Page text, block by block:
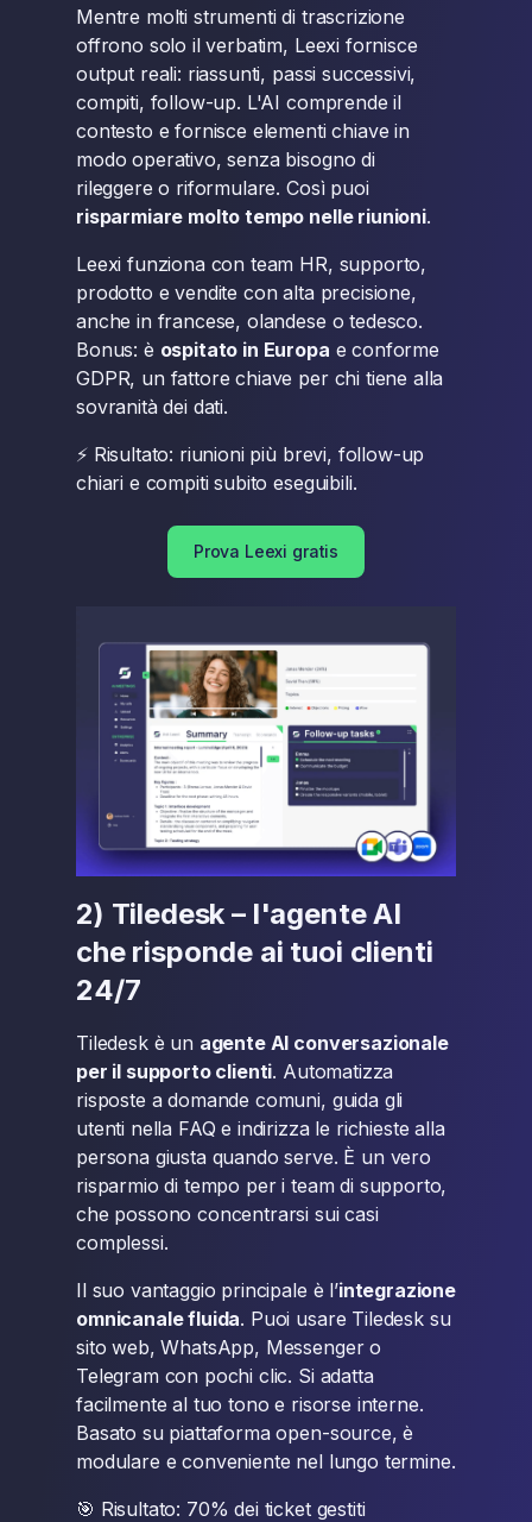
Mentre molti strumenti di trascrizione
offrono solo il verbatim, Leexi fornisce
output reali: riassunti, passi successivi,
compiti, follow-up. L'AI comprende il
contesto e fornisce elementi chiave in
modo operativo, senza bisogno di
rileggere o riformulare. Così puoi
risparmiare molto tempo nelle riunioni.
Leexi funziona con team HR, supporto,
prodotto e vendite con alta precisione,
anche in francese, olandese o tedesco.
Bonus: è ospitato in Europa e conforme
GDPR, un fattore chiave per chi tiene alla
sovranità dei dati.
⚡ Risultato: riunioni più brevi, follow-up
chiari e compiti subito eseguibili.
Prova Leexi gratis
2) Tiledesk – l'agente AI
che risponde ai tuoi clienti
24/7
Tiledesk è un agente AI conversazionale
per il supporto clienti. Automatizza
risposte a domande comuni, guida gli
utenti nella FAQ e indirizza le richieste alla
persona giusta quando serve. È un vero
risparmio di tempo per i team di supporto,
che possono concentrarsi sui casi
complessi.
Il suo vantaggio principale è l’integrazione
omnicanale fluida. Puoi usare Tiledesk su
sito web, WhatsApp, Messenger o
Telegram con pochi clic. Si adatta
facilmente al tuo tono e risorse interne.
Basato su piattaforma open-source, è
modulare e conveniente nel lungo termine.
🎯 Risultato: 70% dei ticket gestiti